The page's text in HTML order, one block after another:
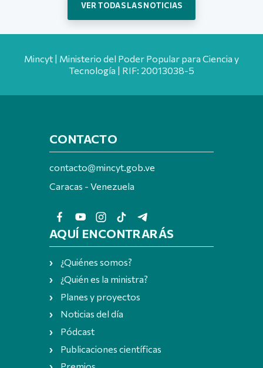
VER TODAS LAS NOTICIAS
Mincyt | Ministerio del Poder Popular para Ciencia y
Tecnología | RIF: 20013038-5
CONTACTO
contacto@mincyt.gob.ve
Caracas - Venezuela
AQUÍ ENCONTRARÁS
¿Quiénes somos?
¿Quién es la ministra?
Planes y proyectos
Noticias del día
Pódcast
Publicaciones científicas